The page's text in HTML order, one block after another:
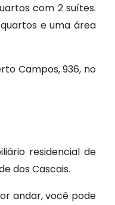
com 2 suítes.
e uma área
Campos, 936, no
residencial de
dos Cascais.
andar, você pode